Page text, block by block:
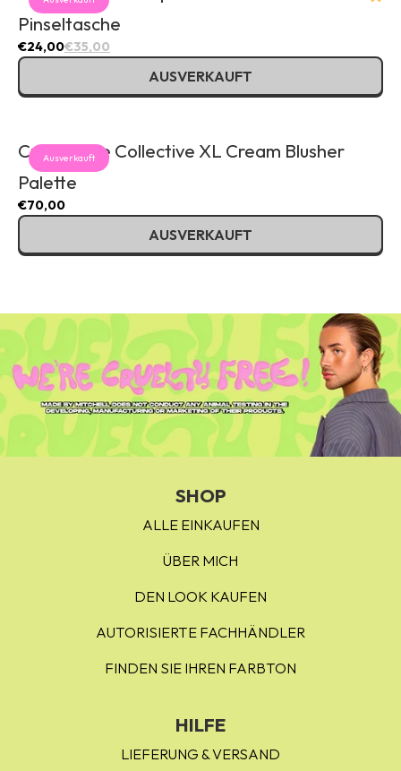
Pinseltasche
€24,00€35,00
AUSVERKAUFT
Curve Case Collective XL Cream Blusher
Palette
€70,00
AUSVERKAUFT
Ausverkauft
SHOP
ALLE EINKAUFEN
ÜBER MICH
DEN LOOK KAUFEN
AUTORISIERTE FACHHÄNDLER
FINDEN SIE IHREN FARBTON
HILFE
LIEFERUNG & VERSAND